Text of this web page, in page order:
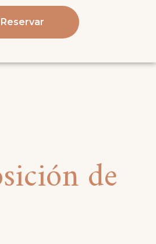
Reservar
de